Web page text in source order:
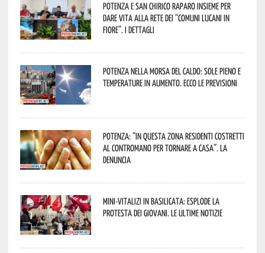
Potenza e San Chirico Raparo insieme per
dare vita alla rete dei “Comuni Lucani in
Fiore”. I dettagli
Potenza nella morsa del caldo: sole pieno e
temperature in aumento. Ecco le previsioni
Potenza: “In questa zona residenti costretti
al contromano per tornare a casa”. La
denuncia
Mini-vitalizi in Basilicata: esplode la
protesta dei giovani. Le ultime notizie